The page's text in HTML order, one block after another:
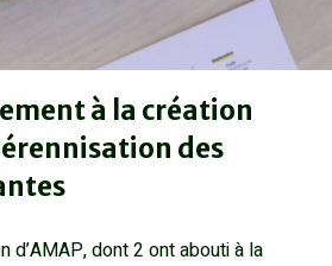
à la création
des
d’AMAP, dont 2 ont abouti à la